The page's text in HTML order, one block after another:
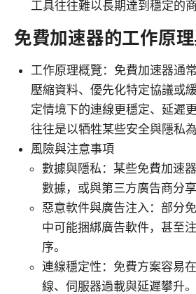
工具往往難以長期達到穩定的商
免費加速器的工作原
工作原理概覽：免費加速器通
壓縮資料、優先化特定協議或
定情境下的連線更穩定、延遲
往往是以牺牲某些安全與隱私為
風險與注意事項
數據與隱私：某些免費加速
數據，或與第三方廣告商分享
惡意軟件與廣告注入：部分
中可能捆綁廣告軟件，甚至
序。
連線穩定性：免費方案容易
線、伺服器過載與延遲攀升。